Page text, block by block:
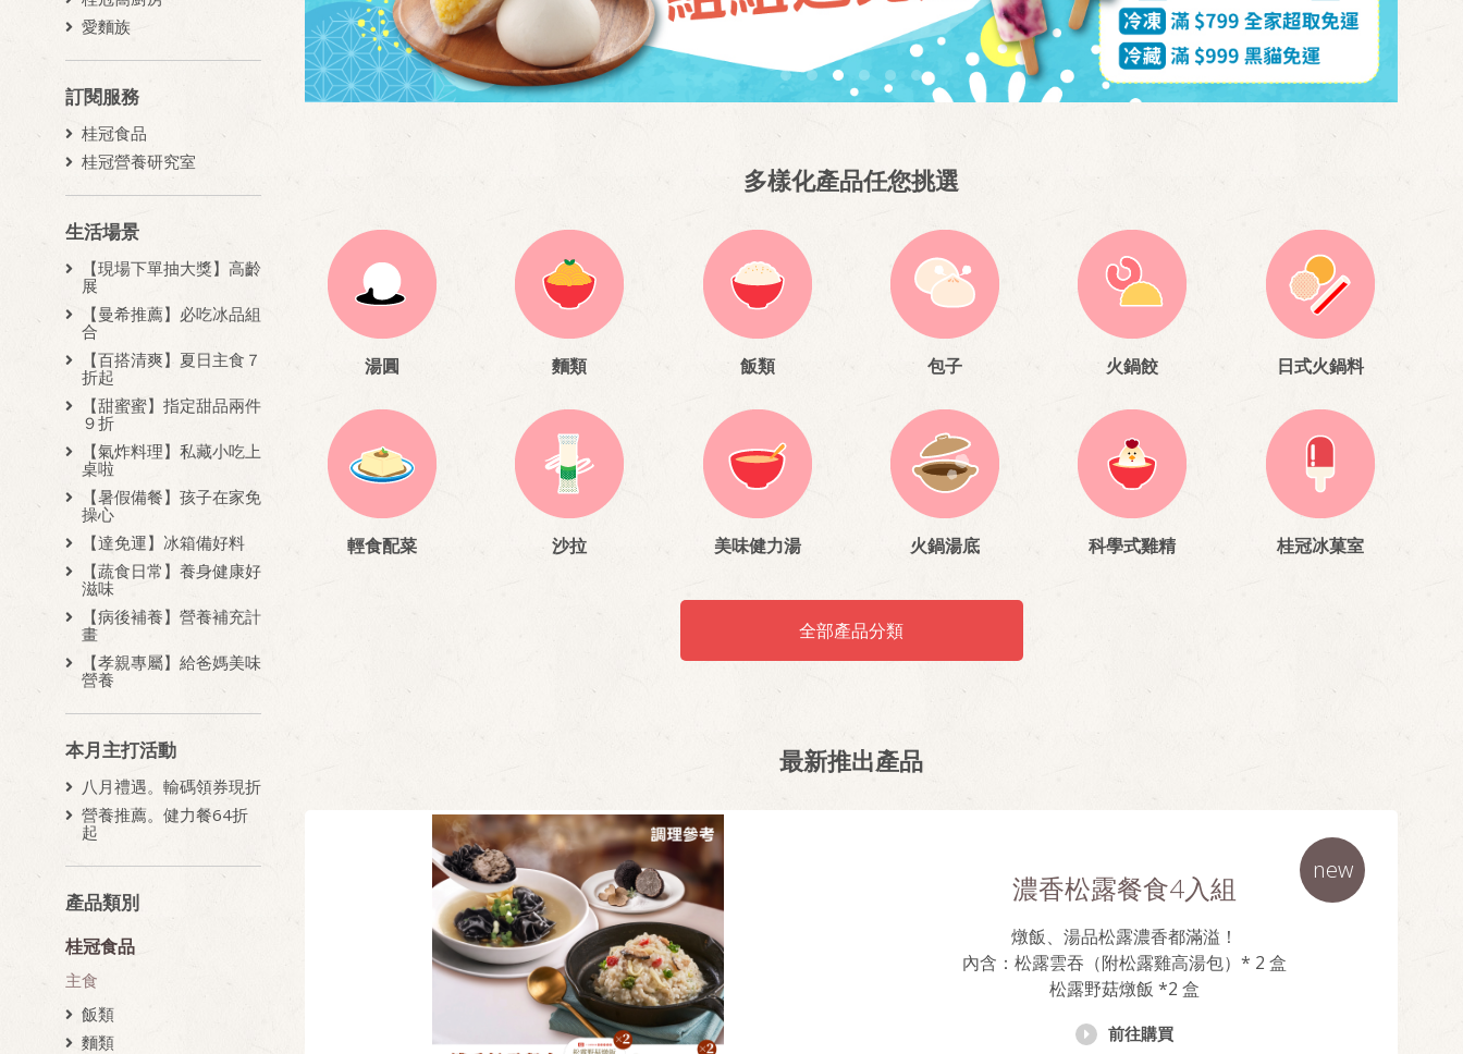
愛麵族
訂閱服務
桂冠食品
桂冠營養研究室
生活場景
【現場下單抽大獎】高齡
展
【曼希推薦】必吃冰品組
合
【百搭清爽】夏日主食７
折起
【甜蜜蜜】指定甜品兩件
９折
【氣炸料理】私藏小吃上
桌啦
【暑假備餐】孩子在家免
操心
【達免運】冰箱備好料
【蔬食日常】養身健康好
滋味
【病後補養】營養補充計
畫
【孝親專屬】給爸媽美味
營養
本月主打活動
八月禮遇。輸碼領券現折
營養推薦。健力餐64折
起
產品類別
桂冠食品
主食
飯類
麵類
多樣化產品任您挑選
湯圓 麵類 飯類 包子 火鍋餃 日式火鍋料
輕食配菜 沙拉 美味健力湯 火鍋湯底 科學式雞精 桂冠冰菓室
全部產品分類
最新推出產品
濃香松露餐食4入組
燉飯、湯品松露濃香都滿溢！
內含： 松露雲吞（附松露雞高湯包）* 2 盒
松露野菇燉飯 *2 盒
前往購買
new